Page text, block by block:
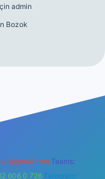
admin
Bozok
Teams:
606 0 726 Telegram: